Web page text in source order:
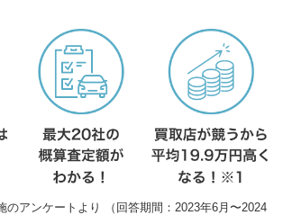
のアンケートより （回答期間：2023年6月〜2024